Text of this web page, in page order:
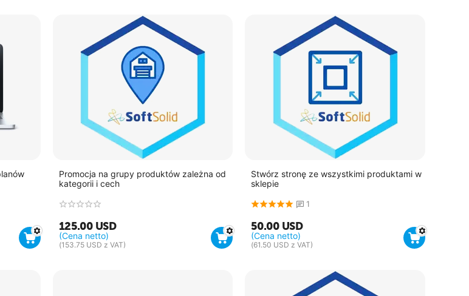
Promocja na grupy produktów zależna od
kategorii i cech
125.00 USD
(Cena netto)
(153.75 USD z VAT)
Stwórz stronę ze wszystkimi produktami w
sklepie
1
50.00 USD
(Cena netto)
(61.50 USD z VAT)